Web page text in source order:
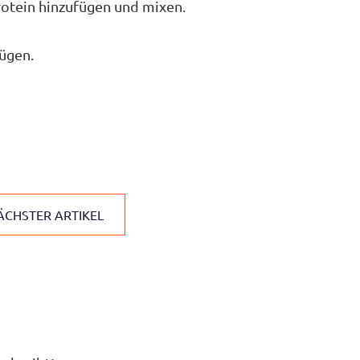
hinzufügen und mixen.
ARTIKEL